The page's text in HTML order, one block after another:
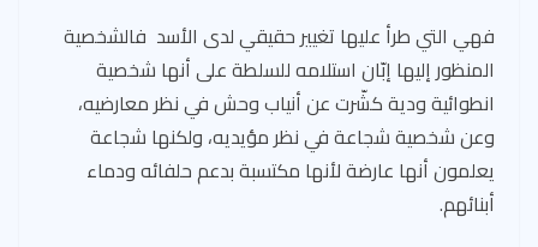
فهي التي طرأ عليها تغيير حقيقي لدى الأسد فالشخصية
المنظور إليها إبّان استلامه للسلطة على أنها شخصية
انطوائية ودية كشّرت عن أنياب وحش في نظر معارضيه،
وعن شخصية شجاعة في نظر مؤيديه، ولكنها شجاعة
يعلمون أنها عارضة لأنها مكتسبة بدعم حلفائه ودماء
أبنائهم.